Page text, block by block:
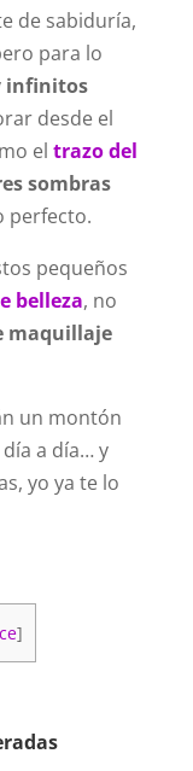
de sabiduría,
para lo
infinitos
desde el
el trazo del
sombras
perfecto.
pequeños
belleza, no
maquillaje
un montón
a día… y
yo ya te lo
]